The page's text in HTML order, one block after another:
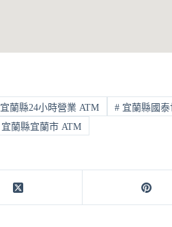
蘭縣24小時營業 ATM # 宜蘭縣國
蘭縣宜蘭市 ATM